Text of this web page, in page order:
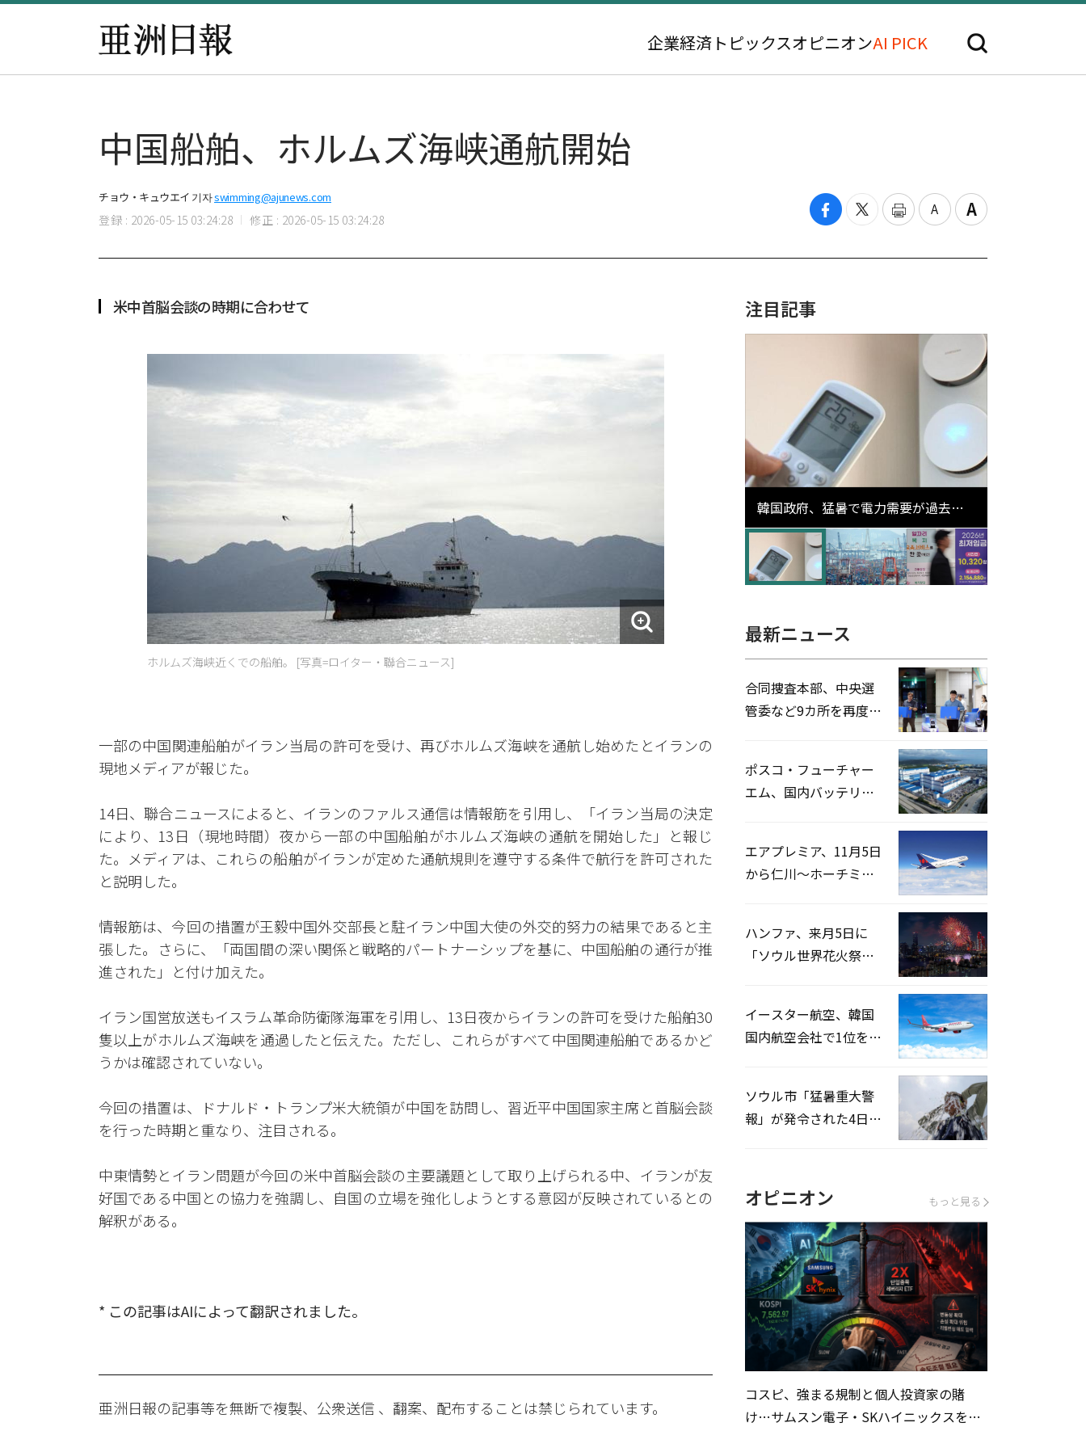
企業経済 トピックスオピニオンAI PICK
中国船舶、ホルムズ海峡通航開始
チョウ・キュウエイ 기자swimming@ajunews.com
登録 : 2026-05-15 03:24:28 修正 : 2026-05-15 03:24:28
米中首脳会談の時期に合わせて
ホルムズ海峡近くでの船舶。 [写真=ロイター・聯合ニュース]
一部の中国関連船舶がイラン当局の許可を受け、再びホルムズ海峡を通航し始めたとイランの
現地メディアが報じた。
14日、聯合ニュースによると、イランのファルス通信は情報筋を引用し、「イラン当局の決定
により、13日（現地時間）夜から一部の中国船舶がホルムズ海峡の通航を開始した」と報じ
た。メディアは、これらの船舶がイランが定めた通航規則を遵守する条件で航行を許可された
と説明した。
情報筋は、今回の措置が王毅中国外交部長と駐イラン中国大使の外交的努力の結果であると主
張した。さらに、「両国間の深い関係と戦略的パートナーシップを基に、中国船舶の通行が推
進された」と付け加えた。
イラン国営放送もイスラム革命防衛隊海軍を引用し、13日夜からイランの許可を受けた船舶30
隻以上がホルムズ海峡を通過したと伝えた。ただし、これらがすべて中国関連船舶であるかど
うかは確認されていない。
今回の措置は、ドナルド・トランプ米大統領が中国を訪問し、習近平中国国家主席と首脳会談
を行った時期と重なり、注目される。
中東情勢とイラン問題が今回の米中首脳会談の主要議題として取り上げられる中、イランが友
好国である中国との協力を強調し、自国の立場を強化しようとする意図が反映されているとの
解釈がある。
* この記事はAIによって翻訳されました。
亜洲日報の記事等を無断で複製、公衆送信 、翻案、配布することは禁じられています。
注目記事
韓国政府、猛暑で電力需要が過去最
高更新の可能性に需給対応体制を点
検
最新ニュース
合同捜査本部、中央選
管委など9カ所を再度家
ポスコ・フューチャー
エム、国内バッテリー
エアプレミア、11月5日
から仁川〜ホーチミン
ハンファ、来月5日に
「ソウル世界花火祭り
イースター航空、韓国
国内航空会社で1位を記
ソウル市「猛暑重大警
報」が発令された4日、
オピニオン もっと見る
コスピ、強まる規制と個人投資家の賭
け…サムスン電子・SKハイニックスを巡